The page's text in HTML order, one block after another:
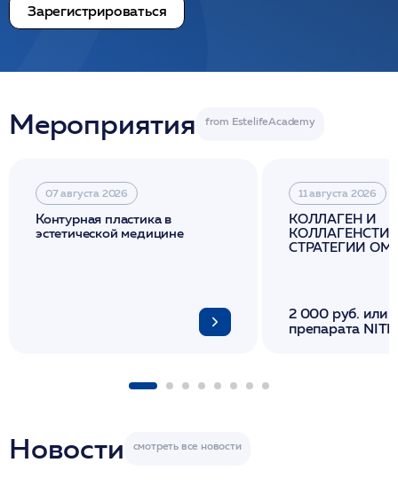
Зарегистрироваться
Мероприятия
07 августа 2026
Контурная пластика в
эстетической медицине
11 августа 2026
КОЛЛАГЕН И
СТРАТЕГИИ
2 000 руб. или
препарата
Новости